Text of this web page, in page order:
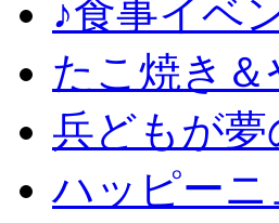
♪食事イベ
たこ焼き
兵どもが
ハッピー